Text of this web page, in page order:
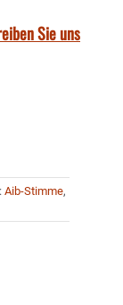
Sie uns
Aib-Stimme,